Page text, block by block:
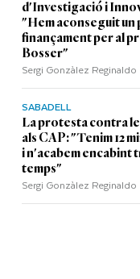
d'Investigació i
"Hem aconseguit un
finançament per al
Bosser"
Sergi Gonzàlez Reginaldo
SABADELL
La protesta contra
als CAP: "Tenim 12
i n'acabem encabint
temps"
Sergi Gonzàlez Reginaldo